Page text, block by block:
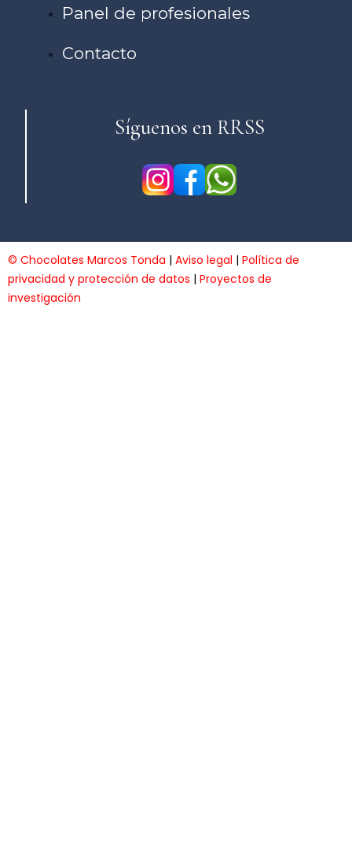
Panel de profesionales
Contacto
Síguenos en RRSS
© Chocolates Marcos Tonda | Aviso legal | Política de
privacidad y protección de datos | Proyectos de
investigación